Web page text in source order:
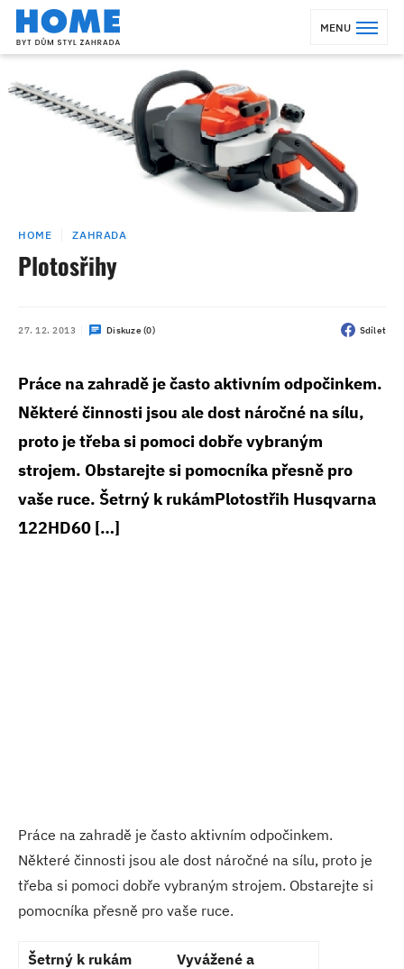
MENU
HOME ZAHRADA
Plotosřihy
27. 12. 2013 Diskuze (0) Sdílet
Práce na zahradě je často aktivním odpočinkem.
Některé činnosti jsou ale dost náročné na sílu,
proto je třeba si pomoci dobře vybraným
strojem. Obstarejte si pomocníka přesně pro
vaše ruce. Šetrný k rukámPlotostřih Husqvarna
122HD60 […]
Práce na zahradě je často aktivním odpočinkem.
Některé činnosti jsou ale dost náročné na sílu, proto je
třeba si pomoci dobře vybraným strojem. Obstarejte si
pomocníka přesně pro vaše ruce.
Šetrný k rukám
Vyvážené a